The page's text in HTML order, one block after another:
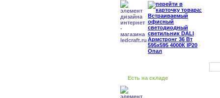
Есть на складе